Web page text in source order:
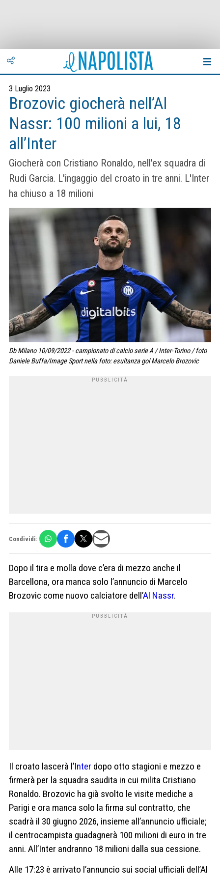
3 Luglio 2023
Brozovic giocherà nell’Al
Nassr: 100 milioni a lui, 18
all’Inter
Giocherà con Cristiano Ronaldo, nell'ex squadra di
Rudi Garcia. L'ingaggio del croato in tre anni. L'Inter
ha chiuso a 18 milioni
Db Milano 10/09/2022 - campionato di calcio serie A / Inter-Torino / foto
Daniele Buffa/Image Sport nella foto: esultanza gol Marcelo Brozovic
Condividi:
Dopo il tira e molla dove c’era di mezzo anche il
Barcellona, ora manca solo l’annuncio di Marcelo
Brozovic come nuovo calciatore dell’Al Nassr.
Il croato lascerà l’Inter dopo otto stagioni e mezzo e
firmerà per la squadra saudita in cui milita Cristiano
Ronaldo. Brozovic ha già svolto le visite mediche a
Parigi e ora manca solo la firma sul contratto, che
scadrà il 30 giugno 2026, insieme all’annuncio ufficiale;
il centrocampista guadagnerà 100 milioni di euro in tre
anni. All’Inter andranno 18 milioni dalla sua cessione.
Alle 17:23 è arrivato l’annuncio sui social ufficiali dell’Al